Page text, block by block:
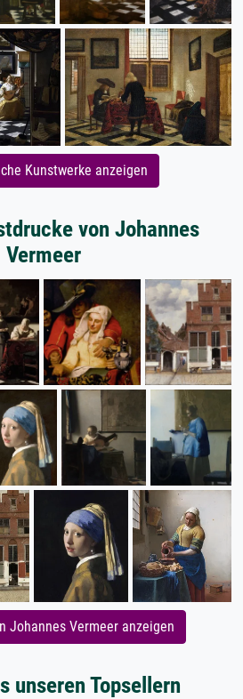
Kunstwerke anzeigen
von Johannes
Vermeer
Johannes Vermeer anzeigen
unseren Topsellern